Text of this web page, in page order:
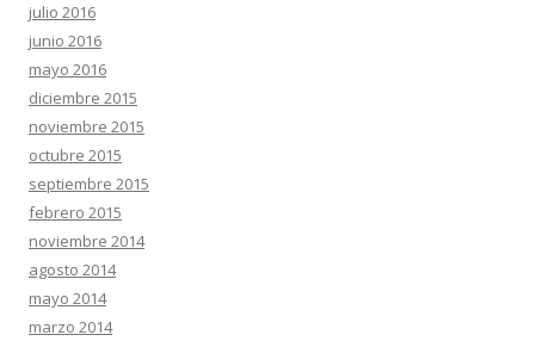
julio 2016
junio 2016
mayo 2016
diciembre 2015
noviembre 2015
octubre 2015
septiembre 2015
febrero 2015
noviembre 2014
agosto 2014
mayo 2014
marzo 2014